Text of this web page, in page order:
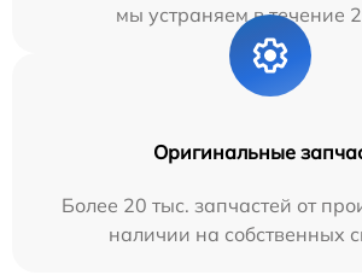
мы устраняем в течение
Оригинальные
Более 20 тыс. запчастей от
наличии на собственных